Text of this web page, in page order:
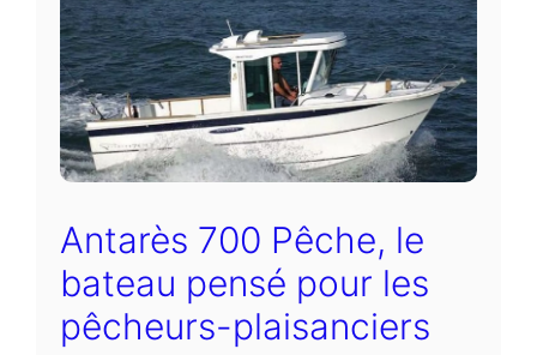
Antarès 700 Pêche, le
bateau pensé pour les
pêcheurs-plaisanciers